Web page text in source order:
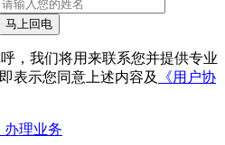
，我们将用来联系您并提供专业
表示您同意上述内容及
《用户协
办理业务